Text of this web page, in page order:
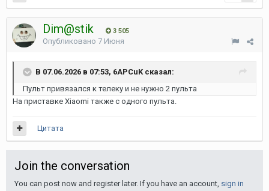
Dim@stik 3 505
Опубликовано 7 Июня
В 07.06.2026 в 07:53, 6APCuK сказал:
Пульт привязался к телеку и не нужно 2 пульта
На приставке Xiaomi также с одного пульта.
Цитата
Join the conversation
You can post now and register later. If you have an account, sign in